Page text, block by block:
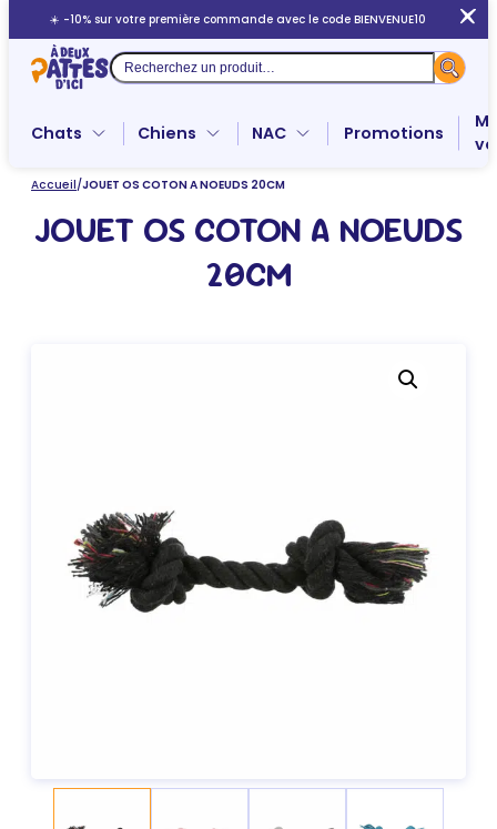
au
contenu
☀️ -10% sur votre première commande avec le code BIENVENUE10
Recherche
Chats Chiens NAC Promotions
Accueil/JOUET OS COTON A NOEUDS 20CM
JOUET OS COTON A NOEUDS
20CM